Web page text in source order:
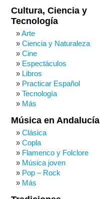
Cultura, Ciencia y
Tecnología
Arte
Ciencia y Naturaleza
Cine
Espectáculos
Libros
Practicar Español
Tecnología
Más
Música en Andalucía
Clásica
Copla
Flamenco y Folclore
Música joven
Pop – Rock
Más